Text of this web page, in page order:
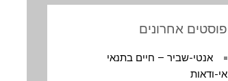
פוסטים אחרונים
אנטי-שביר – חיים בתנאי
אי-ודאות